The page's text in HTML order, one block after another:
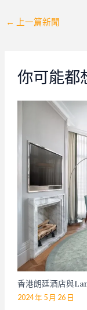
Post
← 上一篇新聞
你可能
香港朗廷酒店與
2024 年 5 月 26 日